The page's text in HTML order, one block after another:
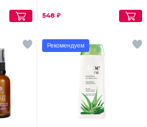
548 ₽
Рекомендуем